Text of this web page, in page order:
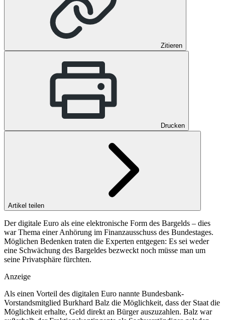
Zitieren
Drucken
Artikel teilen
Der digitale Euro als eine elektronische Form des Bargelds – dies
war Thema einer Anhörung im Finanzausschuss des Bundestages.
Möglichen Bedenken traten die Experten entgegen: Es sei weder
eine Schwächung des Bargeldes bezweckt noch müsse man um
seine Privatsphäre fürchten.
Anzeige
Als einen Vorteil des digitalen Euro nannte Bundesbank-
Vorstandsmitglied Burkhard Balz die Möglichkeit, dass der Staat die
Möglichkeit erhalte, Geld direkt an Bürger auszuzahlen. Balz war